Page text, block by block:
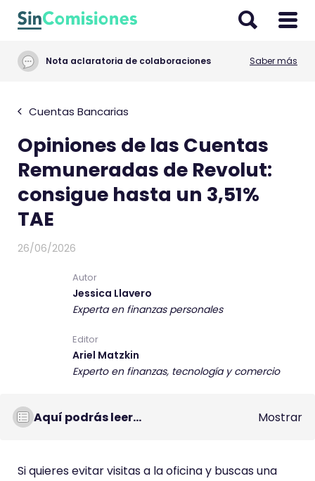
Nota aclaratoria de colaboraciones Saber más
Cuentas Bancarias
Opiniones de las Cuentas
Remuneradas de Revolut:
consigue hasta un 3,51%
TAE
26/06/2026
Autor
Jessica Llavero
Experta en finanzas personales
Editor
Ariel Matzkin
Experto en finanzas, tecnología y comercio
Aquí podrás leer... Mostrar
Si quieres evitar visitas a la oficina y buscas una